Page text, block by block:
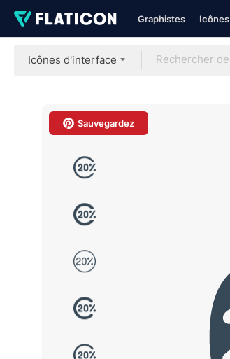
Graphistes Icônes
Icônes d'interface
Sauvegardez